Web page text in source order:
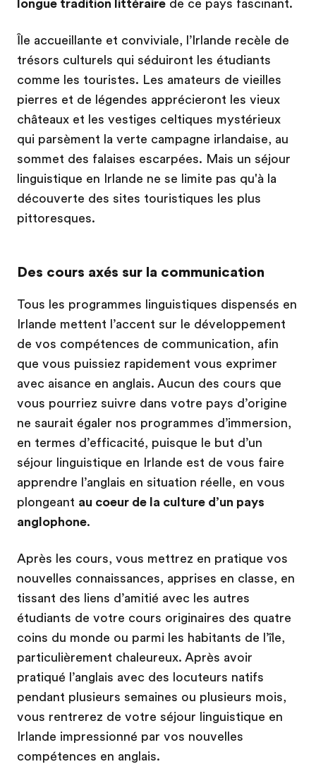
longue tradition littéraire de ce pays fascinant.
Île accueillante et conviviale, l’Irlande recèle de
trésors culturels qui séduiront les étudiants
comme les touristes. Les amateurs de vieilles
pierres et de légendes apprécieront les vieux
châteaux et les vestiges celtiques mystérieux
qui parsèment la verte campagne irlandaise, au
sommet des falaises escarpées. Mais un séjour
linguistique en Irlande ne se limite pas qu'à la
découverte des sites touristiques les plus
pittoresques.
Des cours axés sur la communication
Tous les programmes linguistiques dispensés en
Irlande mettent l’accent sur le développement
de vos compétences de communication, afin
que vous puissiez rapidement vous exprimer
avec aisance en anglais. Aucun des cours que
vous pourriez suivre dans votre pays d’origine
ne saurait égaler nos programmes d’immersion,
en termes d’efficacité, puisque le but d’un
séjour linguistique en Irlande est de vous faire
apprendre l’anglais en situation réelle, en vous
plongeant au coeur de la culture d’un pays
anglophone.
Après les cours, vous mettrez en pratique vos
nouvelles connaissances, apprises en classe, en
tissant des liens d’amitié avec les autres
étudiants de votre cours originaires des quatre
coins du monde ou parmi les habitants de l’île,
particulièrement chaleureux. Après avoir
pratiqué l’anglais avec des locuteurs natifs
pendant plusieurs semaines ou plusieurs mois,
vous rentrerez de votre séjour linguistique en
Irlande impressionné par vos nouvelles
compétences en anglais.